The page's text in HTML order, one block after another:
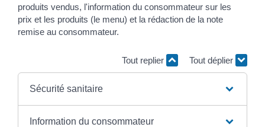
produits vendus, l'information du consommateur sur les
prix et les produits (le menu) et la rédaction de la note
remise au consommateur.
Tout replier Tout déplier
Sécurité sanitaire
Information du consommateur